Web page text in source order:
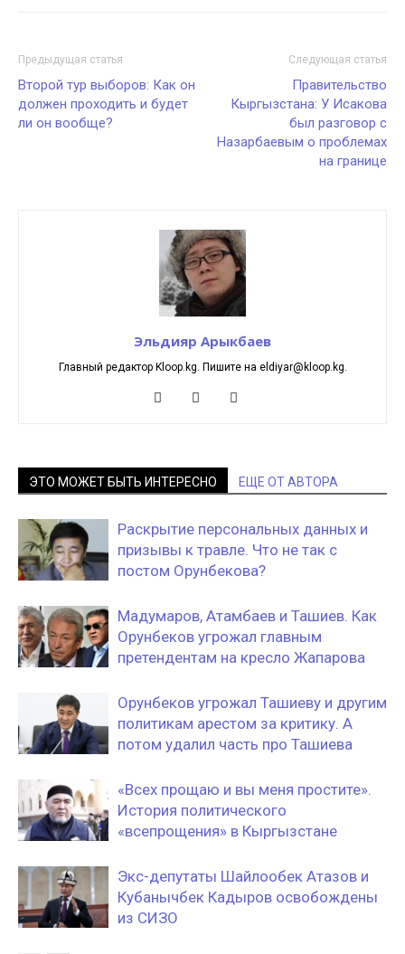
Предыдущая статья
Второй тур выборов: Как он
должен проходить и будет
ли он вообще?
Следующая статья
Правительство
Кыргызстана: У Исакова
был разговор с
Назарбаевым о проблемах
на границе
Эльдияр Арыкбаев
Главный редактор Kloop.kg. Пишите на eldiyar@kloop.kg.
ЭТО МОЖЕТ БЫТЬ ИНТЕРЕСНО ЕЩЕ ОТ АВТОРА
Раскрытие персональных данных и
призывы к травле. Что не так с
постом Орунбекова?
Мадумаров, Атамбаев и Ташиев. Как
Орунбеков угрожал главным
претендентам на кресло Жапарова
Орунбеков угрожал Ташиеву и другим
политикам арестом за критику. А
потом удалил часть про Ташиева
«Всех прощаю и вы меня простите».
История политического
«всепрощения» в Кыргызстане
Экс-депутаты Шайлообек Атазов и
Кубанычбек Кадыров освобождены
из СИЗО